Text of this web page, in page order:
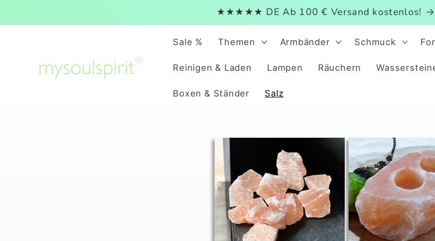
Inhalt
★★★★★ DE Ab 100 € Versand kostenlos!
Sale % Themen Armbänder Schmuck
Reinigen & Laden Lampen Räuchern
Boxen & Ständer Salz